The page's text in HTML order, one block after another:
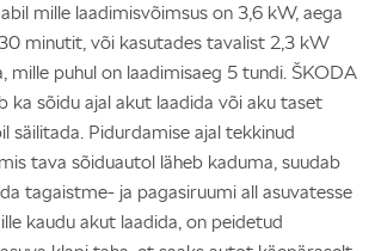
abil mille laadimisvõimsus on 3,6 kW, aega
minutit, või kasutades tavalist 2,3 kW
mille puhul on laadimisaeg 5 tundi. ŠKODA
ka sõidu ajal akut laadida või aku taset
säilitada. Pidurdamise ajal tekkinud
tava sõiduautol läheb kaduma, suudab
tagaistme- ja pagasiruumi all asuvatesse
kaudu akut laadida, on peidetud